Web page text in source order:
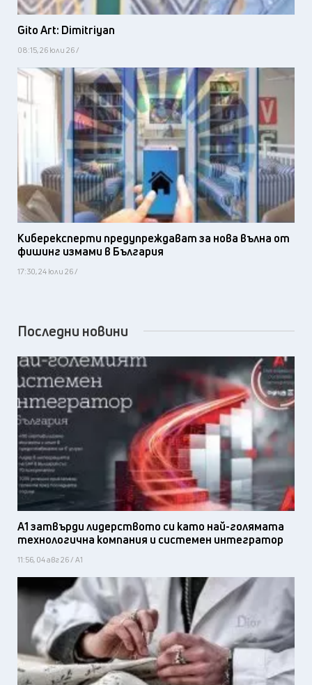
Gito Art: Dimitriyan
08:15, 26 юли 26 /
Киберексперти предупреждават за нова вълна от
фишинг измами в България
17:30, 24 юли 26 /
Последни новини
А1 затвърди лидерството си като най-голямата
технологична компания и системен интегратор
11:56, 04 авг 26 / А1